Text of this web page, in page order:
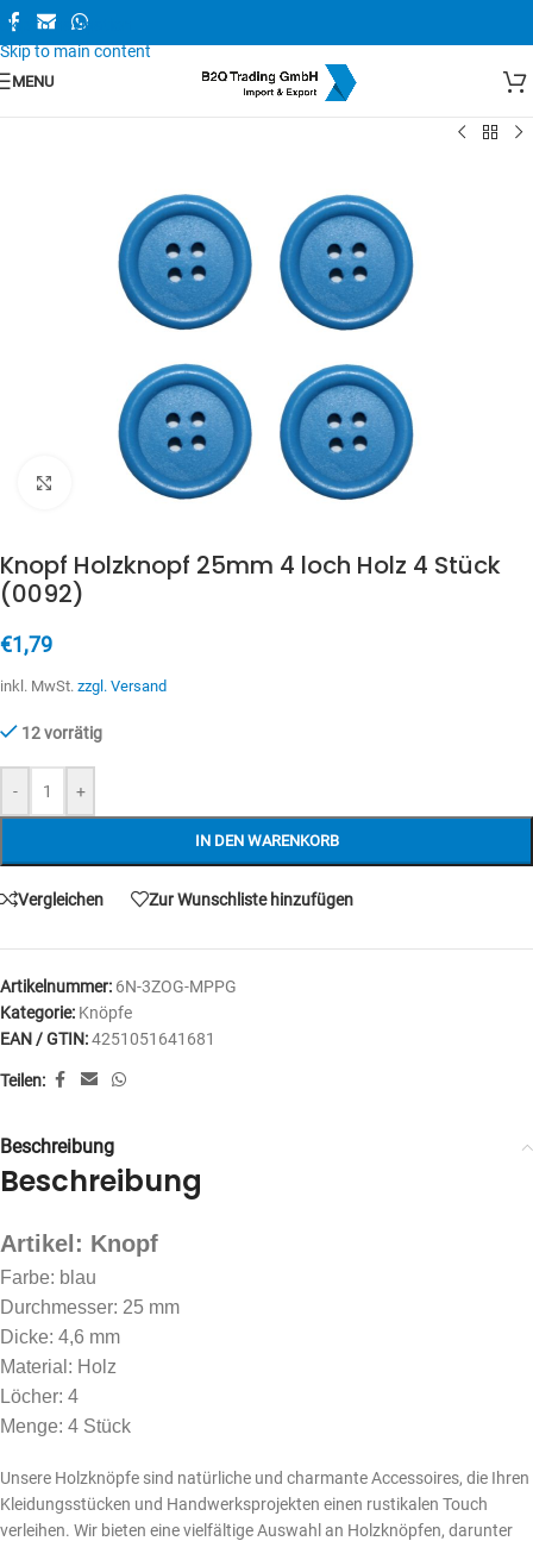
Skip to navigation
Skip to main content
MENU
Zum Vergrößern anklicken
Knopf Holzknopf 25mm 4 loch Holz 4 Stück
(0092)
€1,79
inkl. MwSt. zzgl. Versand
12 vorrätig
- +
IN DEN WARENKORB
Vergleichen Zur Wunschliste hinzufügen
Artikelnummer: 6N-3ZOG-MPPG
Kategorie: Knöpfe
EAN / GTIN:4251051641681
Teilen:
Beschreibung
Beschreibung
Artikel: Knopf
Farbe: blau
Durchmesser: 25 mm
Dicke: 4,6 mm
Material: Holz
Löcher: 4
Menge: 4 Stück
Unsere Holzknöpfe sind natürliche und charmante Accessoires, die Ihren
Kleidungsstücken und Handwerksprojekten einen rustikalen Touch
verleihen. Wir bieten eine vielfältige Auswahl an Holzknöpfen, darunter